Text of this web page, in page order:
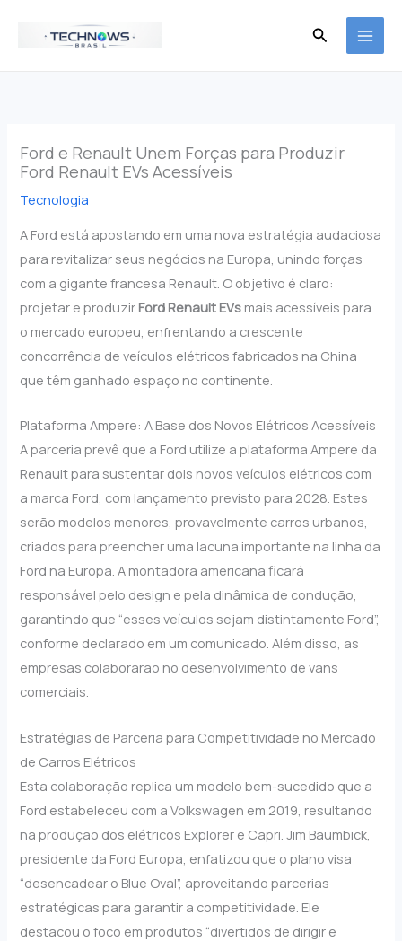
Pesquisar
Ford e Renault Unem Forças para Produzir
Ford Renault EVs Acessíveis
Tecnologia
A Ford está apostando em uma nova estratégia audaciosa
para revitalizar seus negócios na Europa, unindo forças
com a gigante francesa Renault. O objetivo é claro:
projetar e produzir Ford Renault EVs mais acessíveis para
o mercado europeu, enfrentando a crescente
concorrência de veículos elétricos fabricados na China
que têm ganhado espaço no continente.
Plataforma Ampere: A Base dos Novos Elétricos Acessíveis
A parceria prevê que a Ford utilize a plataforma Ampere da
Renault para sustentar dois novos veículos elétricos com
a marca Ford, com lançamento previsto para 2028. Estes
serão modelos menores, provavelmente carros urbanos,
criados para preencher uma lacuna importante na linha da
Ford na Europa. A montadora americana ficará
responsável pelo design e pela dinâmica de condução,
garantindo que “esses veículos sejam distintamente Ford”,
conforme declarado em um comunicado. Além disso, as
empresas colaborarão no desenvolvimento de vans
comerciais.
Estratégias de Parceria para Competitividade no Mercado
de Carros Elétricos
Esta colaboração replica um modelo bem-sucedido que a
Ford estabeleceu com a Volkswagen em 2019, resultando
na produção dos elétricos Explorer e Capri. Jim Baumbick,
presidente da Ford Europa, enfatizou que o plano visa
“desencadear o Blue Oval”, aproveitando parcerias
estratégicas para garantir a competitividade. Ele
destacou o foco em produtos “divertidos de dirigir e